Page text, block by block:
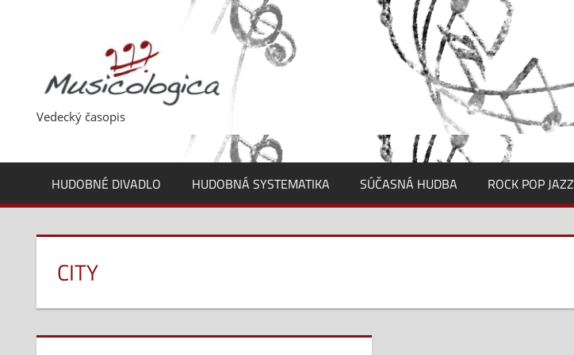
Vedecký časopis
HUDOBNÉ DIVADLO HUDOBNÁ SYSTEMATIKA SÚČASNÁ HUDBA ROCK POP JAZZ
CITY